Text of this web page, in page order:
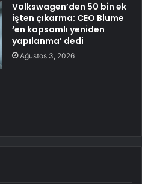
Volkswagen’den 50 bin ek
işten çıkarma: CEO Blume
‘en kapsamlı yeniden
yapılanma’ dedi
Ağustos 3, 2026